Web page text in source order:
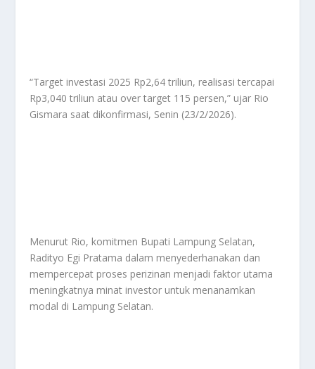
“Target investasi 2025 Rp2,64 triliun, realisasi tercapai
Rp3,040 triliun atau over target 115 persen,” ujar Rio
Gismara saat dikonfirmasi, Senin (23/2/2026).
Menurut Rio, komitmen Bupati Lampung Selatan,
Radityo Egi Pratama dalam menyederhanakan dan
mempercepat proses perizinan menjadi faktor utama
meningkatnya minat investor untuk menanamkan
modal di Lampung Selatan.